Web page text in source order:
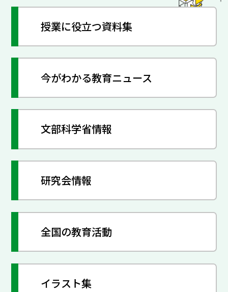
授業に役立つ資料集
今がわかる教育ニュース
文部科学省情報
研究会情報
全国の教育活動
イラスト集